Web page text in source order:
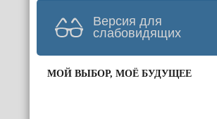
Версия для
слабовидящих
МОЙ ВЫБОР, МОЁ БУДУЩЕЕ